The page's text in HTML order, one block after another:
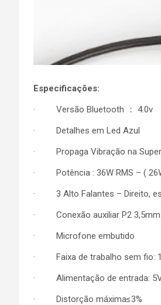
Especificações:
· Versão Bluetooth ： 4.0v
· Detalhes em Led Azul
· Propaga Vibração na
· Potência : 36W RMS – (
· 3 Alto Falantes – Direito,
· Conexão auxiliar P2 3,5mm
· Microfone embutido
· Faixa de trabalho sem fio:
· Alimentação de entrada: 5V
· Distorção máxima≤3%